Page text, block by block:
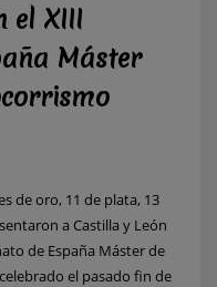
el XIII
Máster
de oro, 11 de plata, 13
a Castilla y León
de España Máster de
el pasado fin de